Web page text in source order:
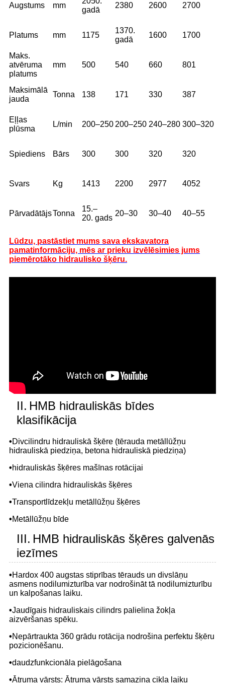
Augstums mm
gadā
2380 2600 2700
Platums mm 1175
1370.
gadā
1600 1700
Maks.
atvēruma
platums
mm 500 540 660 801
Maksimālā
jauda
Tonna 138 171 330 387
Eļļas
plūsma
L/min 200–250200–250 240–280 300–320
Spiediens Bārs 300 300 320 320
Svars Kg 1413 2200 2977 4052
PārvadātājsTonna
15.–
20. gads
20–30 30–40 40–55
Lūdzu, pastāstiet mums sava ekskavatora
pamatinformāciju, mēs ar prieku izvēlēsimies jums
piemērotāko hidraulisko šķēru.
II. HMB hidrauliskās bīdes
klasifikācija
•Divcilindru hidrauliskā šķēre (tērauda metāllūžņu
hidrauliskā piedziņa, betona hidrauliskā piedziņa)
•hidrauliskās šķēres mašīnas rotācijai
•Viena cilindra hidrauliskās šķēres
•Transportlīdzekļu metāllūžņu šķēres
•Metāllūžņu bīde
III. HMB hidrauliskās šķēres galvenās
iezīmes
•Hardox 400 augstas stiprības tērauds un divslāņu
asmens nodilumizturība var nodrošināt tā nodilumizturību
un kalpošanas laiku.
•Jaudīgais hidrauliskais cilindrs palielina žokļa
aizvēršanas spēku.
•Nepārtraukta 360 grādu rotācija nodrošina perfektu šķēru
pozicionēšanu.
•daudzfunkcionāla pielāgošana
•Ātruma vārsts: Ātruma vārsts samazina cikla laiku